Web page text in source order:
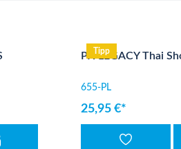
Tipp
PX LEGACY Thai
655-PL
25,95 €*